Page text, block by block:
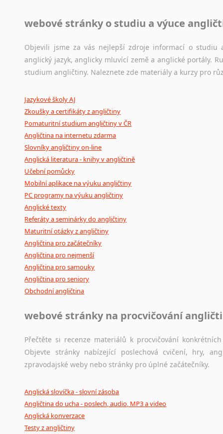
Jazykový korpus je elektronický soubor autentických
původního zdroje textu.
Ostatní pomůcky pro překladatele
poradny a pravidla
webové stránky o studiu a výuce
Objevili jsme za vás nejlepší zdroje informací o studiu
anglický jazyk, anglicky mluvící země a anglické portály.
studium angličtiny. Naleznete zde materiály a kurzy pro
Jazykové školy AJ
Zkoušky a certifikáty z angličtiny
Pomaturitní studium angličtiny v ČR
Angličtina na internetu zdarma
Slovníky angličtiny on-line
Anglická literatura - knihy v angličtině
Učební pomůcky
Mobilní aplikace na výuku angličtiny
PC programy na výuku angličtiny
Anglické texty
Referáty a seminárky do angličtiny
Maturitní otázky z angličtiny
Angličtina pro začátečníky
Angličtina pro nejmenší
Angličtina pro samouky
Angličtina pro seniory
Obchodní angličtina
webové stránky na procvičování
Přečtěte si recenze materiálů k procvičování
Objevte stránky nabízející poslechová cvičení, hry,
zpravodajské weby nebo stránky pro úplné začátečníky.
Anglická slovíčka - slovní zásoba
Angličtina do ucha - poslech, audio, MP3 a video
Anglická konverzace
Testy z angličtiny